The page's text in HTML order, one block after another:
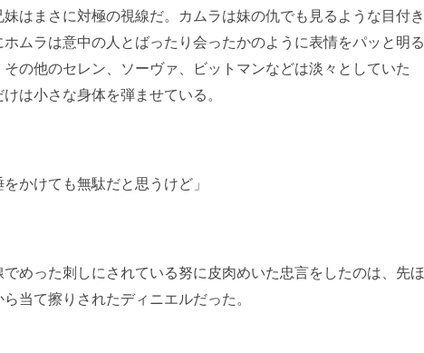
はまさに対極の視線だ。カムラは妹の仇でも見るような目付き
ホムラは意中の人とばったり会ったかのように表情をパッと明る
その他のセレン、ソーヴァ、ビットマンなどは淡々としていた
は小さな身体を弾ませている。
をかけても無駄だと思うけど」
めった刺しにされている努に皮肉めいた忠言をしたのは、先ほ
当て擦りされたディニエルだった。